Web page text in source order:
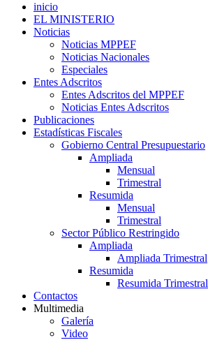
inicio
EL MINISTERIO
Noticias
Noticias MPPEF
Noticias Nacionales
Especiales
Entes Adscritos
Entes Adscritos del MPPEF
Noticias Entes Adscritos
Publicaciones
Estadísticas Fiscales
Gobierno Central Presupuestario
Ampliada
Mensual
Trimestral
Resumida
Mensual
Trimestral
Sector Público Restringido
Ampliada
Ampliada Trimestral
Resumida
Resumida Trimestral
Contactos
Multimedia
Galería
Video